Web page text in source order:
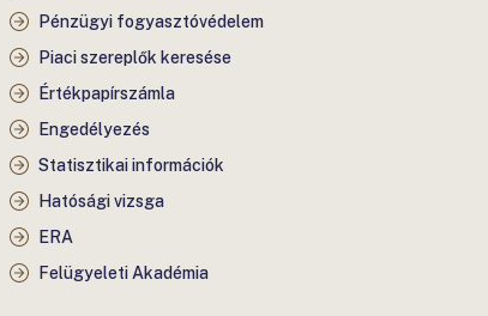
Pénzügyi fogyasztóvédelem
Piaci szereplők keresése
Értékpapírszámla
Engedélyezés
Statisztikai információk
Hatósági vizsga
ERA
Felügyeleti Akadémia